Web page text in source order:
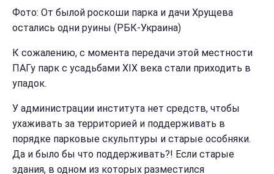
Фото: От былой роскоши парка и дачи Хрущева
остались одни руины (РБК-Украина)
К сожалению, с момента передачи этой местности
ПАГу парк с усадьбами ХIX века стали приходить в
упадок.
У администрации института нет средств, чтобы
ухаживать за территорией и поддерживать в
порядке парковые скульптуры и старые особняки.
Да и было бы что поддерживать?! Если старые
здания, в одном из которых разместился